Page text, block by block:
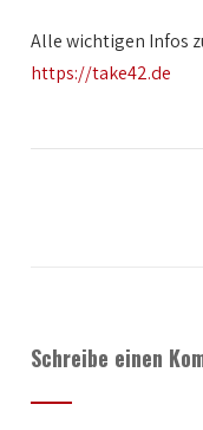
Alle wichtigen Infos
https://take42.de
Schreibe einen